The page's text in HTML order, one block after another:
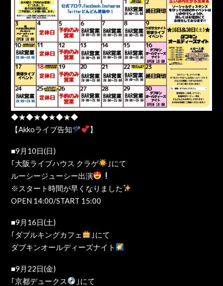
◆★◆★◆★◆★◆
【Akkoライブ告知
】
■9月10日(日)
｢大阪ライブハウス クラゲ
｣にて
ルーシージューシー出演
※スタート時間が早くなりました
OPEN 14:00/START 15:00
■9月16日(土)
｢ダブルキングカフェ
｣にて
ダブキンオールディーズナイト
■9月22日(金)
｢京都デュークス
｣にて